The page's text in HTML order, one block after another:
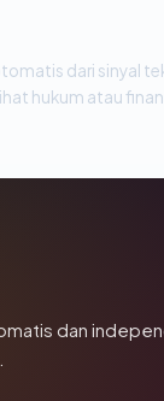
dari sinyal
hukum atau
dan